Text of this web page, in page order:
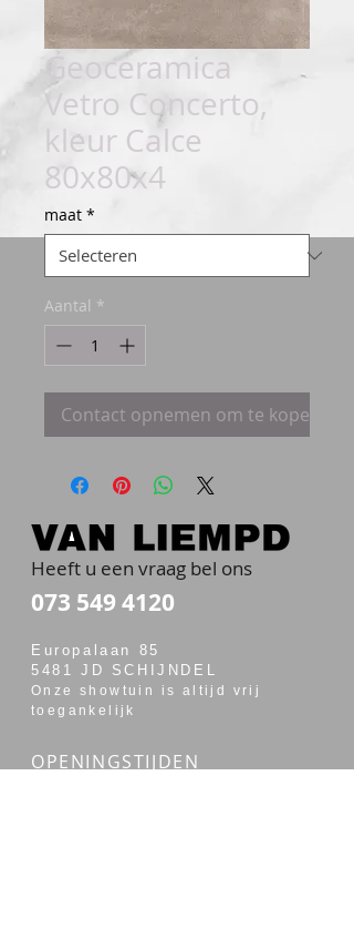
Geoceramica
Vetro Concerto,
kleur Calce
80x80x4
maat *
Aantal *
Contact opnemen om te kopen
Heeft u een vraag bel ons
073 549 4120
Europalaan 85
5481 JD SCHIJNDEL
Onze showtuin is altijd vrij
toegankelijk
OPENINGSTIJDEN